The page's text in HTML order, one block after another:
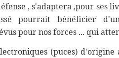
, s'adaptera ,pour ses
pourrait bénéficier
pour nos forces ... qui
(puces)